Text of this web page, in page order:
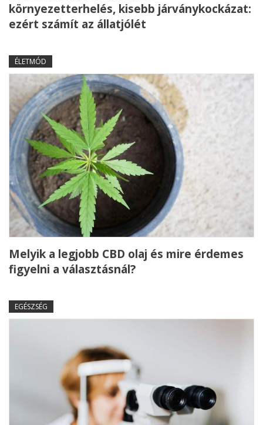
környezetterhelés, kisebb járványkockázat:
ezért számít az állatjólét
ÉLETMÓD
Melyik a legjobb CBD olaj és mire érdemes
figyelni a választásnál?
EGÉSZSÉG